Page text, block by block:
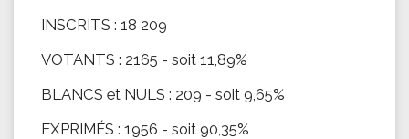
INSCRITS : 18 209
VOTANTS : 2165 - soit 11,89%
BLANCS et NULS : 209 - soit 9,65%
EXPRIMÉS : 1956 - soit 90,35%